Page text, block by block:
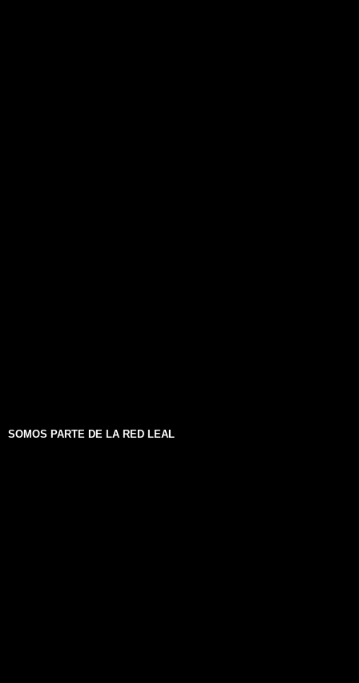
SOMOS PARTE DE LA RED LEAL